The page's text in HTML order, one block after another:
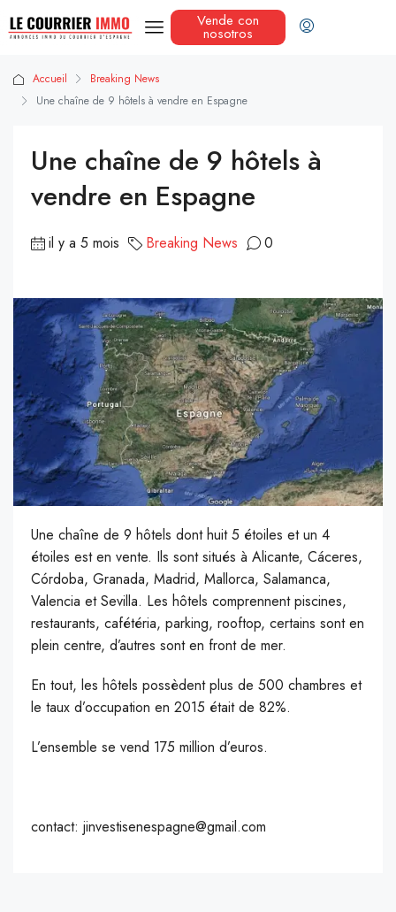
Vende con
nosotros
Accueil
Breaking News
Une chaîne de 9 hôtels à vendre en Espagne
Une chaîne de 9 hôtels à
vendre en Espagne
il y a 5 mois Breaking News 0
Une chaîne de 9 hôtels dont huit 5 étoiles et un 4
étoiles est en vente. Ils sont situés à Alicante, Cáceres,
Córdoba, Granada, Madrid, Mallorca, Salamanca,
Valencia et Sevilla. Les hôtels comprennent piscines,
restaurants, cafétéria, parking, rooftop, certains sont en
plein centre, d’autres sont en front de mer.
En tout, les hôtels possèdent plus de 500 chambres et
le taux d’occupation en 2015 était de 82%.
L’ensemble se vend 175 million d’euros.
contact: jinvestisenespagne@gmail.com